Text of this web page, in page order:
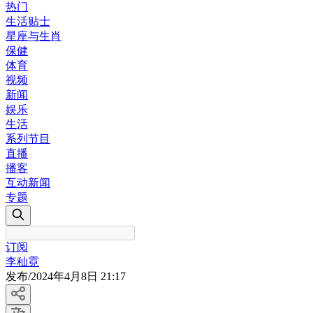
热门
生活贴士
星座与生肖
保健
体育
视频
新闻
娱乐
生活
系列节目
直播
播客
互动新闻
专题
订阅
李秈霓
发布/2024年4月8日 21:17